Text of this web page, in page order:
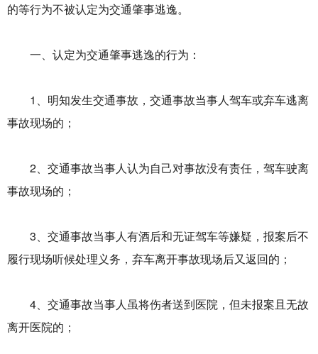
的等行为不被认定为交通肇事逃逸。
一、认定为交通肇事逃逸的行为：
1、明知发生交通事故，交通事故当事人驾车或弃车逃离
事故现场的；
2、交通事故当事人认为自己对事故没有责任，驾车驶离
事故现场的；
3、交通事故当事人有酒后和无证驾车等嫌疑，报案后不
履行现场听候处理义务，弃车离开事故现场后又返回的；
4、交通事故当事人虽将伤者送到医院，但未报案且无故
离开医院的；